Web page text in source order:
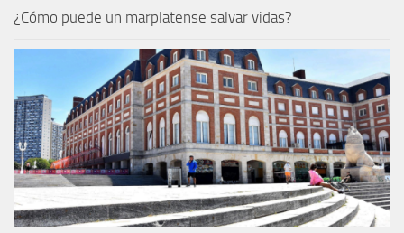
¿Cómo puede un marplatense salvar vidas?